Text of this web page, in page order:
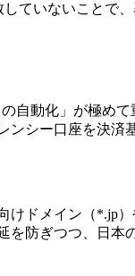
ていないことで
自動化」が極め
ンシー口座を決済
けドメイン（*.jp
を防ぎつつ、日本